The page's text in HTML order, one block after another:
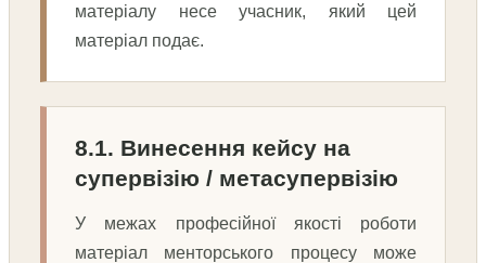
матеріалу несе учасник, який цей
матеріал подає.
8.1. Винесення кейсу на
супервізію / метасупервізію
У межах професійної якості роботи
матеріал менторського процесу може